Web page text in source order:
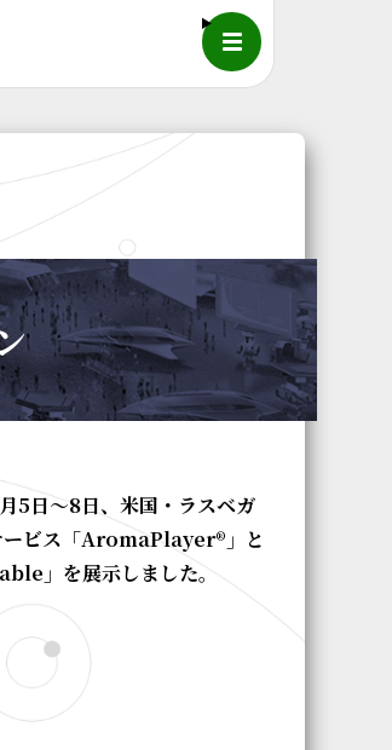
メニュー
5日～8日、米国・ラスベガ
ビス「AromaPlayer®」と
」を展示しました。